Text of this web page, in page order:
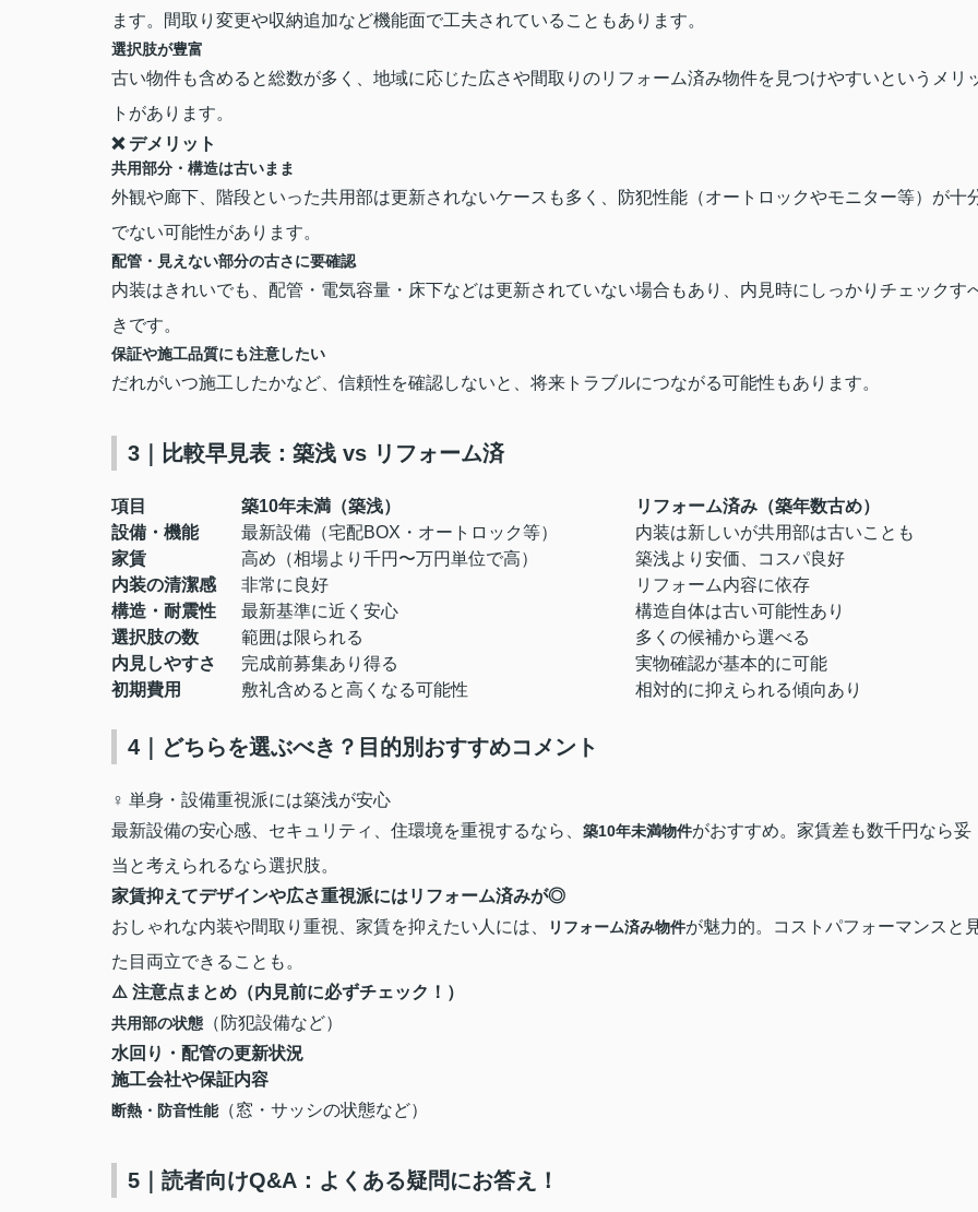
ます。間取り変更や収納追加など機能面で工夫されていることもあります。
選択肢が豊富
古い物件も含めると総数が多く、地域に応じた広さや間取りのリフォーム済み物件を見つけやすいというメリ
トがあります。
❌ デメリット
共用部分・構造は古いまま
外観や廊下、階段といった共用部は更新されないケースも多く、防犯性能（オートロックやモニター等）が十
でない可能性があります。
配管・見えない部分の古さに要確認
内装はきれいでも、配管・電気容量・床下などは更新されていない場合もあり、内見時にしっかりチェックす
きです。
保証や施工品質にも注意したい
だれがいつ施工したかなど、信頼性を確認しないと、将来トラブルにつながる可能性もあります。
3｜比較早見表：築浅 vs リフォーム済
項目 築10年未満（築浅）
リフォーム済み（築年数古め）
設備・機能
最新設備（宅配BOX・オートロック等）
内装は新しいが共用部は古いことも
家賃
高め（相場より千円〜万円単位で高）
築浅より安価、コスパ良好
内装の清潔感
非常に良好
リフォーム内容に依存
構造・耐震性
最新基準に近く安心
構造自体は古い可能性あり
選択肢の数
範囲は限られる
多くの候補から選べる
内見しやすさ
完成前募集あり得る
実物確認が基本的に可能
初期費用
敷礼含めると高くなる可能性 相対的に抑えられる傾向あり
4｜どちらを選ぶべき？目的別おすすめコメント
‍♀️ 単身・設備重視派には築浅が安心
最新設備の安心感、セキュリティ、住環境を重視するなら、 築10年未満物件がおすすめ。家賃差も数千円なら妥
当と考えられるなら選択肢。
家賃抑えてデザインや広さ重視派にはリフォーム済みが◎
おしゃれな内装や間取り重視、家賃を抑えたい人には、
リフォーム済み物件が魅力的。コストパフォーマンスと
た目両立できることも。
⚠️ 注意点まとめ（内見前に必ずチェック！）
共用部の状態 （防犯設備など）
水回り・配管の更新状況
施工会社や保証内容
断熱・防音性能（窓・サッシの状態など）
5｜読者向けQ&A：よくある疑問にお答え！